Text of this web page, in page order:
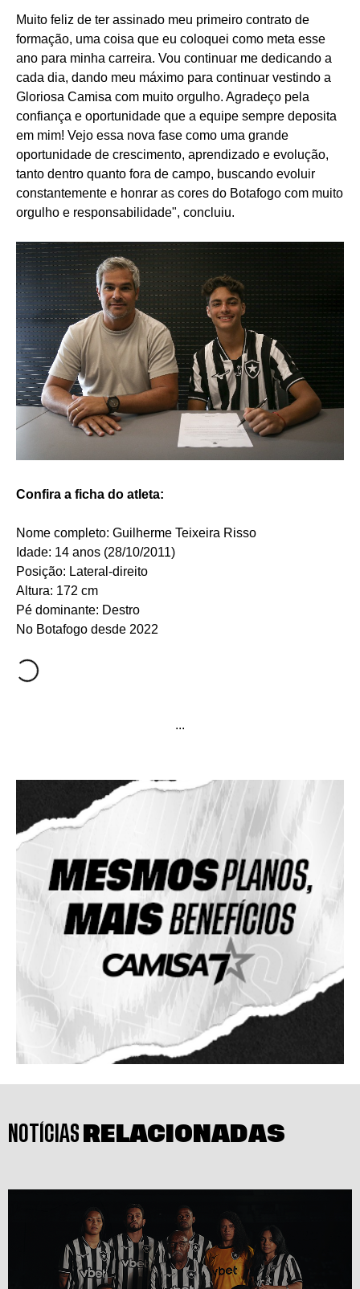
Muito feliz de ter assinado meu primeiro contrato de
formação, uma coisa que eu coloquei como meta esse
ano para minha carreira. Vou continuar me dedicando a
cada dia, dando meu máximo para continuar vestindo a
Gloriosa Camisa com muito orgulho. Agradeço pela
confiança e oportunidade que a equipe sempre deposita
em mim! Vejo essa nova fase como uma grande
oportunidade de crescimento, aprendizado e evolução,
tanto dentro quanto fora de campo, buscando evoluir
constantemente e honrar as cores do Botafogo com muito
orgulho e responsabilidade", concluiu.
Confira a ficha do atleta:
Nome completo: Guilherme Teixeira Risso
Idade: 14 anos (28/10/2011)
Posição: Lateral-direito
Altura: 172 cm
Pé dominante: Destro
No Botafogo desde 2022
...
NOTÍCIAS RELACIONADAS